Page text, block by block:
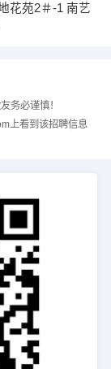
花苑2＃-1 南艺
务必谨慎！
上看到该招聘信息